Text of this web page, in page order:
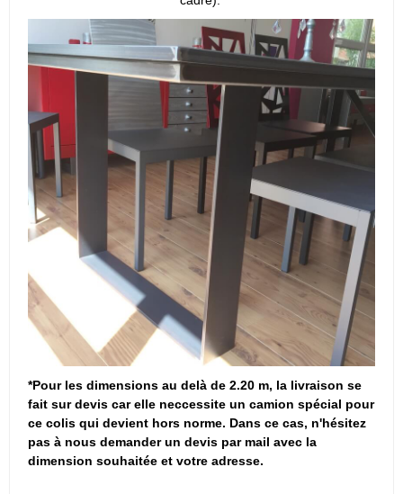
*Pour les dimensions au delà de 2.20 m, la livraison se
fait sur devis car elle neccessite un camion spécial pour
ce colis qui devient hors norme. Dans ce cas, n'hésitez
pas à nous demander un devis par mail avec la
dimension souhaitée et votre adresse.